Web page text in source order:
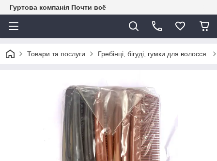
Гуртова компанія Почти всё
Товари та послуги Гребінці, бігуді, гумки для волосся.